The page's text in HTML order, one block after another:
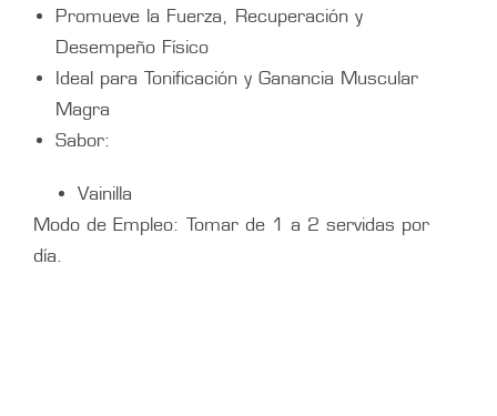
Promueve la Fuerza, Recuperación y
Desempeño Físico
Ideal para Tonificación y Ganancia Muscular
Magra
Sabor:
Vainilla
Modo de Empleo: Tomar de 1 a 2 servidas por
día.